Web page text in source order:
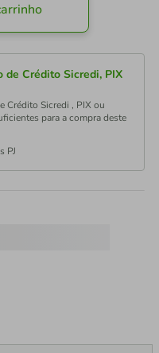
de Crédito Sicredi, PIX
Crédito Sicredi , PIX ou
para a compra deste
PJ